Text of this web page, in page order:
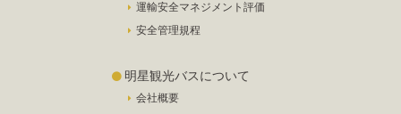
運輸安全マネジメント評価
安全管理規程
明星観光バスについて
会社概要